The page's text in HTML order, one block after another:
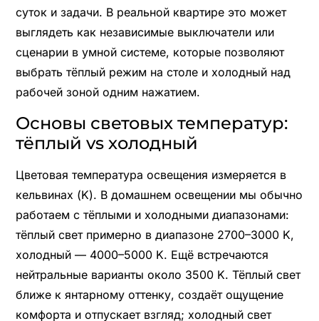
суток и задачи. В реальной квартире это может
выглядеть как независимые выключатели или
сценарии в умной системе, которые позволяют
выбрать тёплый режим на столе и холодный над
рабочей зоной одним нажатием.
Основы световых температур:
тёплый vs холодный
Цветовая температура освещения измеряется в
кельвинах (K). В домашнем освещении мы обычно
работаем с тёплыми и холодными диапазонами:
тёплый свет примерно в диапазоне 2700–3000 K,
холодный — 4000–5000 K. Ещё встречаются
нейтральные варианты около 3500 K. Тёплый свет
ближе к янтарному оттенку, создаёт ощущение
комфорта и отпускает взгляд; холодный свет